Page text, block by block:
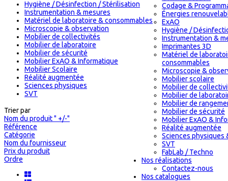
Codage &
Énergies
ExAO
Hygiène /
Instrumentation &
Imprimantes 3D
Matériel de
consommables
Microscopie &
Mobilier scolaire
Mobilier de
Mobilier de
Mobilier de
Mobilier de sécurité
Mobilier ExAO &
Réalité augmentée
Sciences physiques
SVT
FabLab / Techno
Nos réalisations
Contactez-nous
Nos catalogues
Hygiène / Désinfection / Stérilisation
Instrumentation & mesures
Matériel de laboratoire & consommables
Microscopie & observation
Mobilier de collectivités
Mobilier de laboratoire
Mobilier de sécurité
Mobilier ExAO & Informatique
Mobilier Scolaire
Réalité augmentée
Sciences physiques
SVT
Trier par
Nom du produit " +/-"
Référence
Catégorie
Nom du fournisseur
Prix du produit
Ordre